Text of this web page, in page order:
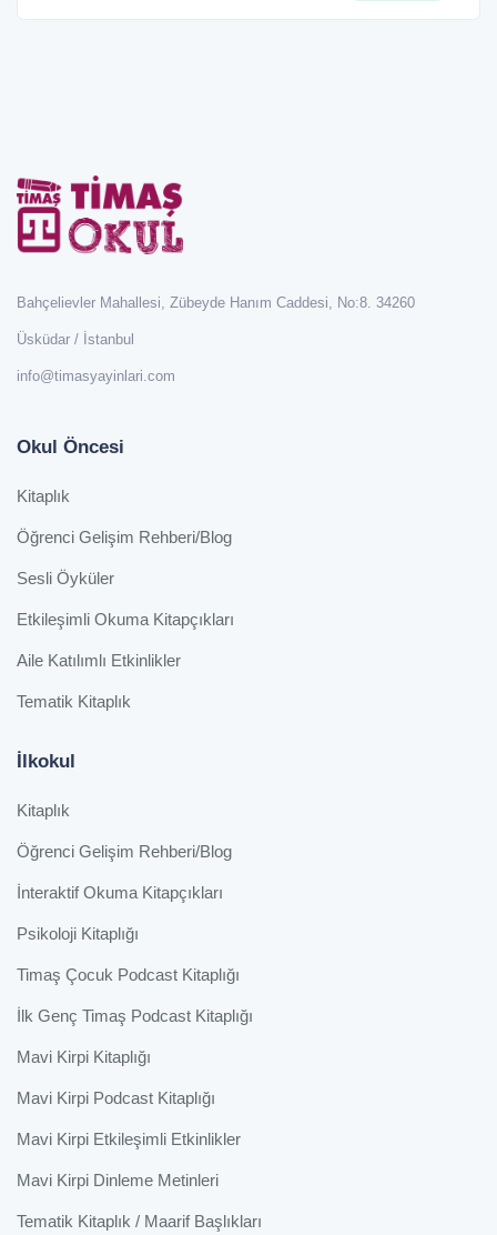
Bahçelievler Mahallesi, Zübeyde Hanım Caddesi, No:8. 34260
Üsküdar / İstanbul
info@timasyayinlari.com
Okul Öncesi
Kitaplık
Öğrenci Gelişim Rehberi/Blog
Sesli Öyküler
Etkileşimli Okuma Kitapçıkları
Aile Katılımlı Etkinlikler
Tematik Kitaplık
İlkokul
Kitaplık
Öğrenci Gelişim Rehberi/Blog
İnteraktif Okuma Kitapçıkları
Psikoloji Kitaplığı
Timaş Çocuk Podcast Kitaplığı
İlk Genç Timaş Podcast Kitaplığı
Mavi Kirpi Kitaplığı
Mavi Kirpi Podcast Kitaplığı
Mavi Kirpi Etkileşimli Etkinlikler
Mavi Kirpi Dinleme Metinleri
Tematik Kitaplık / Maarif Başlıkları